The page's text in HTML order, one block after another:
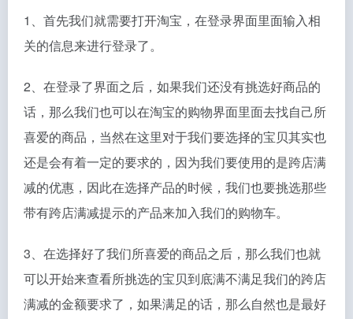
1、首先我们就需要打开淘宝，在登录界面里面输入相
关的信息来进行登录了。
2、在登录了界面之后，如果我们还没有挑选好商品的
话，那么我们也可以在淘宝的购物界面里面去找自己所
喜爱的商品，当然在这里对于我们要选择的宝贝其实也
还是会有着一定的要求的，因为我们要使用的是跨店满
减的优惠，因此在选择产品的时候，我们也要挑选那些
带有跨店满减提示的产品来加入我们的购物车。
3、在选择好了我们所喜爱的商品之后，那么我们也就
可以开始来查看所挑选的宝贝到底满不满足我们的跨店
满减的金额要求了，如果满足的话，那么自然也是最好